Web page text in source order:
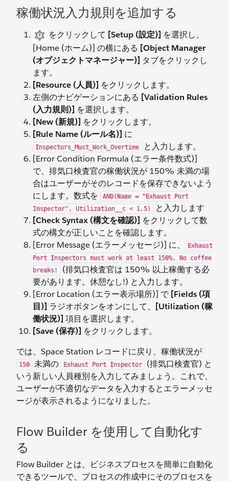
稼働状況入力規則を追加する
をクリックして [Setup (設定)] を選択し、
[Home (ホーム)] の横にある [Object Manager
(オブジェクトマネージャー)] タブをクリックし
ます。
[Resource (人員)] をクリックします。
左側のナビゲーションにある [Validation Rules
(入力規則)] を選択します。
[New (新規)] をクリックします。
[Rule Name (ルール名)] に
Inspectors_Must_Work_Overtime
と入力します。
[Error Condition Formula (エラー条件数式)]
で、排気口検査官の稼働状況が 150% 未満の場
合はユーザーがそのレコードを保存できないよう
にします。数式を
AND(Name = "Exhaust Port
Inspector", Utilization__c < 1.5)
と入力します
[Check Syntax (構文を確認)] をクリックして数
式の構文が正しいことを確認します。
[Error Message (エラーメッセージ)] に、
Exhaust
Port Inspectors must work at least 150%. No coffee
breaks!
(排気口検査官は 150% 以上稼働する必
要があります。休憩なし!) と入力します。
[Error Location (エラー表示場所)] で [Fields (項
目)] ラジオボタンをオンにして、 [Utilization (稼
働状況)] 項目を選択します。
[Save (保存)] をクリックします。
では、Space Station レコードに戻り、稼働状況が
150 未満の Exhaust Port Inspector
(排気口検査官) と
いう新しい人員種別を入力してみましょう。これで、
ユーザーが不適切なデータを入力するとエラーメッセ
ージが表示されるようになりました。
Flow Builder を使用して自動化す
る
Flow Builder とは、ビジネスプロセスを簡単に自動化
できるツールで、プロセスの作成中にそのプロセスを